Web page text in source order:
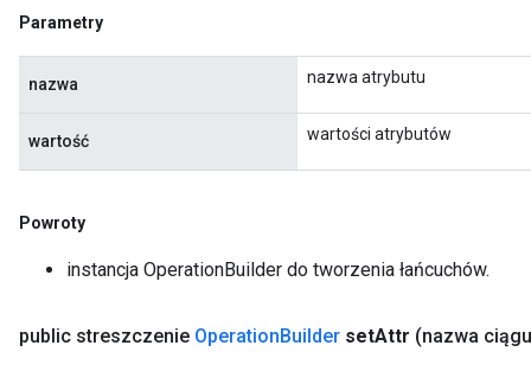
Parametry
nazwa nazwa atrybutu
wartość wartości atrybutów
Powroty
instancja OperationBuilder do tworzenia łańcuchów.
public streszczenie OperationBuilder setAttr (nazwa ciągu